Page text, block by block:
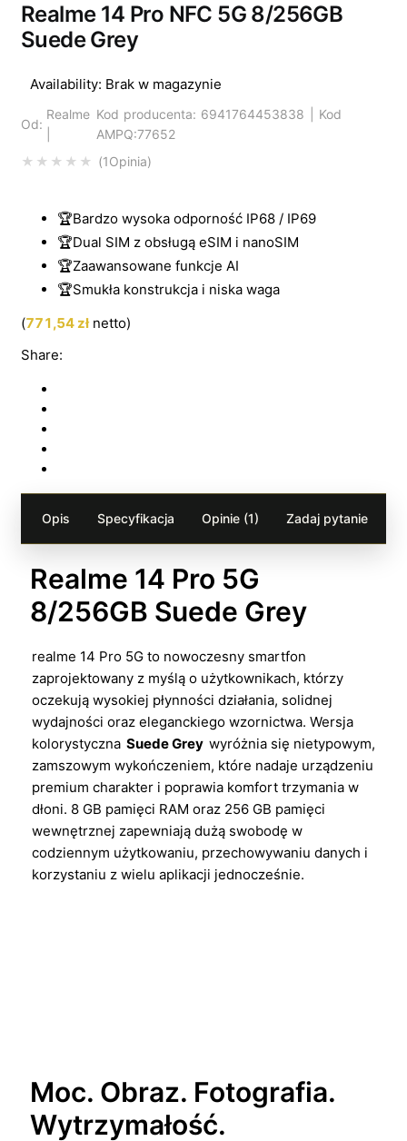
Realme 14 Pro NFC 5G 8/256GB
Suede Grey
1Opinia
Availability: Brak w magazynie
Od:
Realme Kod producenta: 6941764453838 | Kod
AMPQ:77652
🏆Bardzo wysoka odporność IP68 / IP69
🏆Dual SIM z obsługą eSIM i nanoSIM
🏆Zaawansowane funkcje AI
🏆Smukła konstrukcja i niska waga
(771,54złnetto)
Share:
Opis Specyfikacja Opinie (1) Zadaj pytanie
Realme 14 Pro 5G
8/256GB Suede Grey
realme 14 Pro 5G to nowoczesny smartfon
zaprojektowany z myślą o użytkownikach, którzy
oczekują wysokiej płynności działania, solidnej
wydajności oraz eleganckiego wzornictwa. Wersja
kolorystyczna Suede Grey wyróżnia się nietypowym,
zamszowym wykończeniem, które nadaje urządzeniu
premium charakter i poprawia komfort trzymania w
dłoni. 8 GB pamięci RAM oraz 256 GB pamięci
wewnętrznej zapewniają dużą swobodę w
codziennym użytkowaniu, przechowywaniu danych i
korzystaniu z wielu aplikacji jednocześnie.
Moc. Obraz. Fotografia.
Wytrzymałość.